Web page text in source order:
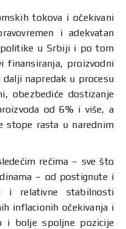
tokova i očekivani
i adekvatan
politike u Srbiji i po tom
finansiranja, proizvodni
napredak u procesu
obezbediće dostizanje
od 6% i više, a
stope rasta u narednim
rečima – sve što
– od postignute i
i relativne stabilnosti
inflacionih očekivanja i
i bolje spoljne pozicije